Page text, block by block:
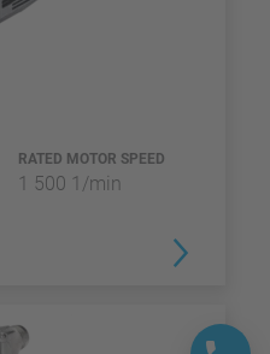
RATED MOTOR SPEED
1 500 1/min